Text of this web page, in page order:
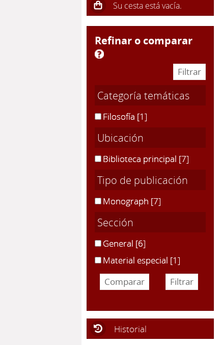
refinar o comparar
Categoría temáticas
Filosofía [1]
Ubicación
Biblioteca principal [7]
Tipo de publicación
Monograph [7]
Sección
General [6]
Material especial [1]
Historial